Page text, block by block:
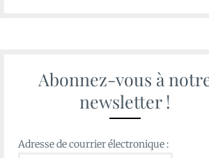
Abonnez-vous à
newsletter !
Adresse de courrier électronique :